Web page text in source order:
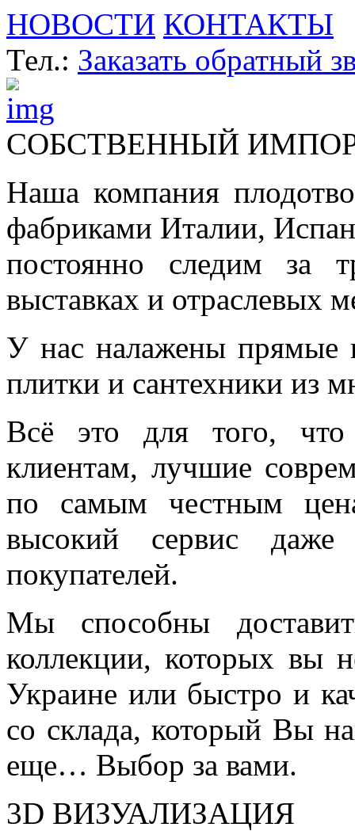
НОВОСТИ КОНТАКТЫ
Тел.: Заказать обратный
СОБСТВЕННЫЙ
Наша компания
фабриками Италии,
постоянно следим за
выставках и отраслевых
У нас налажены прямые
плитки и сантехники из
Всё это для того,
клиентам, лучшие
по самым честным
высокий сервис даже
покупателей.
Мы способны
коллекции, которых вы
Украине или быстро и
со склада, который Вы
еще… Выбор за вами.
3D ВИЗУАЛИЗАЦИЯ